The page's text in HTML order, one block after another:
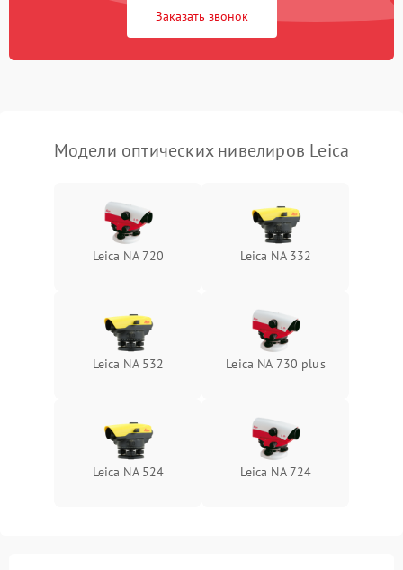
Искажение изображения 2000 ₽
Заказать звонок
Модели оптических нивелиров Leica
Leica NA 720 Leica NA 332
Leica NA 532 Leica NA 730 plus
Leica NA 524 Leica NA 724